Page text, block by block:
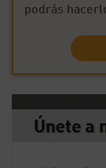
podrás